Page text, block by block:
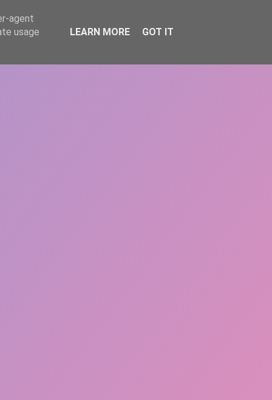
REPERE DONEAZĂ ARTICOLE CONTACT
agent
usage
LEARN MORE GOT IT